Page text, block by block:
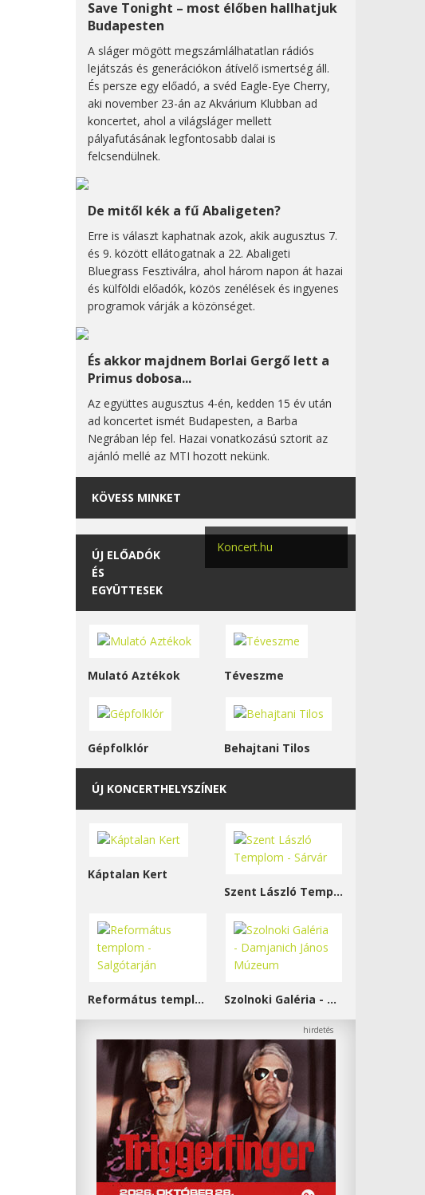
Save Tonight – most élőben hallhatjuk
Budapesten
A sláger mögött megszámlálhatatlan rádiós
lejátszás és generációkon átívelő ismertség áll.
És persze egy előadó, a svéd Eagle-Eye Cherry,
aki november 23-án az Akvárium Klubban ad
koncertet, ahol a világsláger mellett
pályafutásának legfontosabb dalai is
felcsendülnek.
De mitől kék a fű Abaligeten?
Erre is választ kaphatnak azok, akik augusztus 7.
és 9. között ellátogatnak a 22. Abaligeti
Bluegrass Fesztiválra, ahol három napon át hazai
és külföldi előadók, közös zenélések és ingyenes
programok várják a közönséget.
És akkor majdnem Borlai Gergő lett a
Primus dobosa...
Az együttes augusztus 4-én, kedden 15 év után
ad koncertet ismét Budapesten, a Barba
Negrában lép fel. Hazai vonatkozású sztorit az
ajánló mellé az MTI hozott nekünk.
KÖVESS MINKET
Koncert.hu
ÚJ ELŐADÓK
ÉS
EGYÜTTESEK
Mulató Aztékok Téveszme
Gépfolklór Behajtani Tilos
ÚJ KONCERTHELYSZÍNEK
Káptalan Kert
Szent László Templom - Sárvár
Református templom - Salgótarján Szolnoki Galéria - Damjanich János Múzeum